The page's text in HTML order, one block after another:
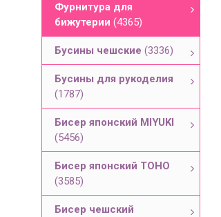
Фурнитура для
бижутерии (4365)
Бусины чешские (3336)
Бусины для рукоделия
(1787)
Бисер японский MIYUKI
(5456)
Бисер японский TOHO
(3585)
Бисер чешский